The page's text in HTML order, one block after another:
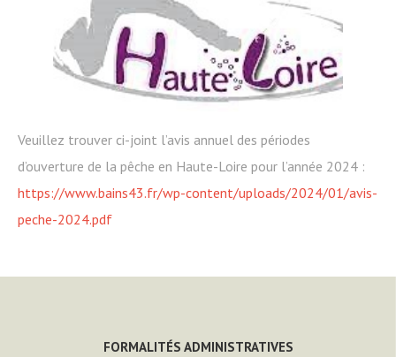
Veuillez trouver ci-joint l’avis annuel des périodes
d’ouverture de la pêche en Haute-Loire pour l’année 2024 :
https://www.bains43.fr/wp-content/uploads/2024/01/avis-
peche-2024.pdf
FORMALITÉS ADMINISTRATIVES